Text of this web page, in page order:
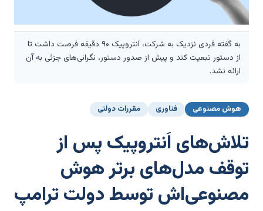
به گفته فردی نزدیک به شرکت، اَنتروپیک ۹۰ دقیقه فرصت داشت تا
از دستور تبعیت کند و پیش از صدور دستور، نگرانی‌های جزئی به آن
ارائه نشد.
هوش مصنوعی فناوری مقررات دولتی
تلاش‌های اَنتروپیک پس از
توقف مدل‌های برتر هوش
مصنوعی‌اش توسط دولت ترامپ